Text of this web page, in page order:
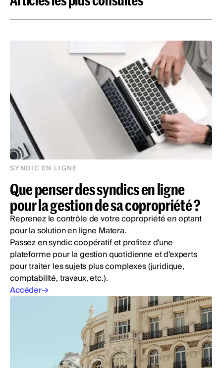
SYNDIC EN LIGNE
Que penser des syndics en ligne
pour la gestion de sa copropriété ?
Reprenez le contrôle de votre copropriété en optant
pour la solution en ligne Matera.
Passez en syndic coopératif et profitez d'une
plateforme pour la gestion quotidienne et d'experts
pour traiter les sujets plus complexes (juridique,
comptabilité, travaux, etc.).
Accéder